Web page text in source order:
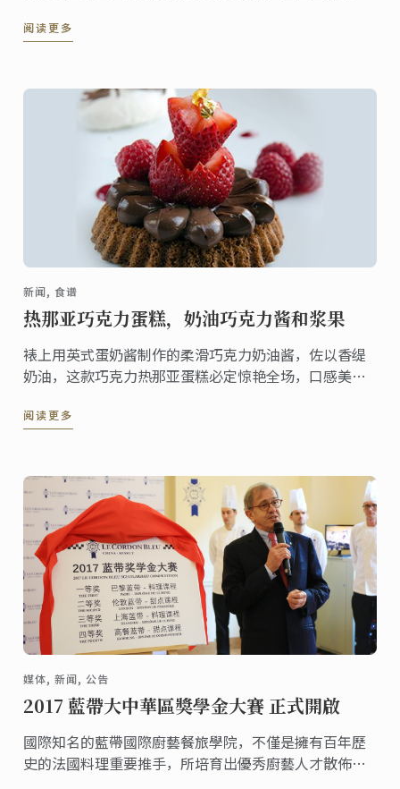
识对我现在的工作都极有价值。如果没有蓝带，就没有
阅读更多
新闻, 食谱
热那亚巧克力蛋糕，奶油巧克力酱和浆果
裱上用英式蛋奶酱制作的柔滑巧克力奶油酱，佐以香缇
奶油，这款巧克力热那亚蛋糕必定惊艳全场，口感美
非常简单，易于操作！
阅读更多
媒体, 新闻, 公告
2017 藍帶大中華區獎學金大賽 正式開啟
國際知名的藍帶國際廚藝餐旅學院，不僅是擁有百年歷
史的法國料理重要推手，所培育出優秀廚藝人才散佈世